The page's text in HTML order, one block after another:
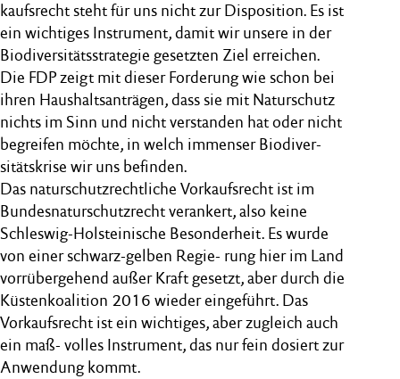
kaufsrecht steht für uns nicht zur Disposition. Es ist
ein wichtiges Instrument, damit wir unsere in der
Biodiversitätsstrategie gesetzten Ziel erreichen.
Die FDP zeigt mit dieser Forderung wie schon bei
ihren Haushaltsanträgen, dass sie mit Naturschutz
nichts im Sinn und nicht verstanden hat oder nicht
begreifen möchte, in welch immenser Biodiver-
sitätskrise wir uns befinden.
Das naturschutzrechtliche Vorkaufsrecht ist im
Bundesnaturschutzrecht verankert, also keine
Schleswig-Holsteinische Besonderheit. Es wurde
von einer schwarz-gelben Regie- rung hier im Land
vorrübergehend außer Kraft gesetzt, aber durch die
Küstenkoalition 2016 wieder eingeführt. Das
Vorkaufsrecht ist ein wichtiges, aber zugleich auch
ein maß- volles Instrument, das nur fein dosiert zur
Anwendung kommt.